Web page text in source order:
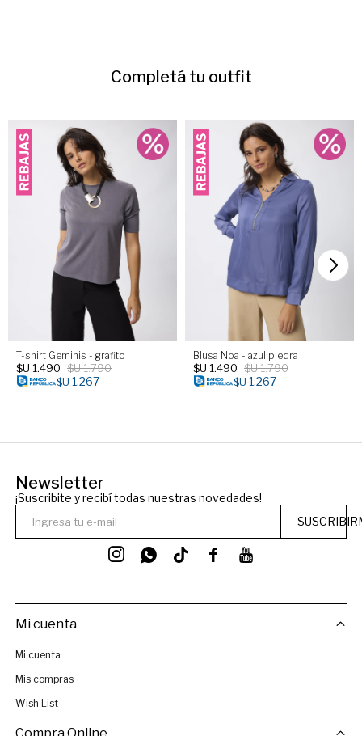
Completá tu outfit
T-shirt Geminis - grafito
$U 1.490 $U1.790
$U 1.267
Blusa Noa - azul piedra
$U 1.490 $U1.790
$U 1.267
Newsletter
¡Suscribite y recibí todas nuestras novedades!
 
 
Mi cuenta
Mi cuenta
Mis compras
Wish List